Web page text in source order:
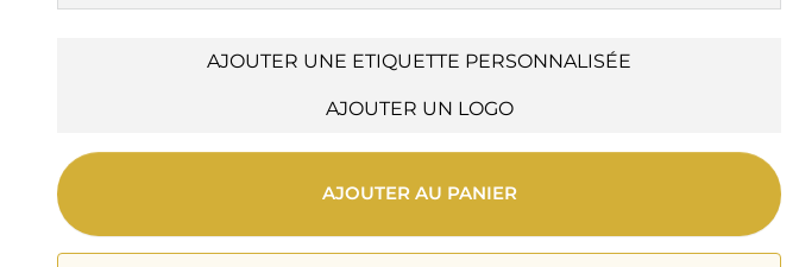
AJOUTER UNE ETIQUETTE PERSONNALISÉE
AJOUTER UN LOGO
AJOUTER AU PANIER